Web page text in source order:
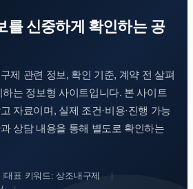
를 신중하게 확인하는 공
제 관련 정보, 확인 기준, 계약 전 살펴
는 정보형 사이트입니다. 본 사이트
자료이며, 실제 조건·비용·진행 가능
상담 내용을 통해 별도로 확인하는
대표 키워드: 상조내구제